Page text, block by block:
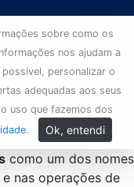
sobre como os
nos ajudam a
personalizar o
adequadas aos seus
uso que fazemos dos
. Ok, entendi
como um dos nomes
nas operações de